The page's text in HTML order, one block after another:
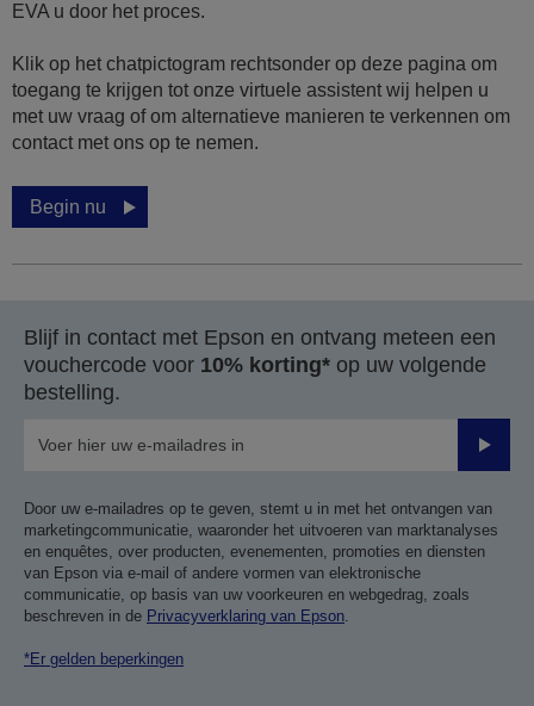
EVA u door het proces.
Klik op het chatpictogram rechtsonder op deze pagina om
toegang te krijgen tot onze virtuele assistent wij helpen u
met uw vraag of om alternatieve manieren te verkennen om
contact met ons op te nemen.
Begin nu
Blijf in contact met Epson en ontvang meteen een
vouchercode voor 10% korting* op uw volgende
bestelling.
Door uw e-mailadres op te geven, stemt u in met het ontvangen van
marketingcommunicatie, waaronder het uitvoeren van marktanalyses
en enquêtes, over producten, evenementen, promoties en diensten
van Epson via e-mail of andere vormen van elektronische
communicatie, op basis van uw voorkeuren en webgedrag, zoals
beschreven in de Privacyverklaring van Epson.
*Er gelden beperkingen